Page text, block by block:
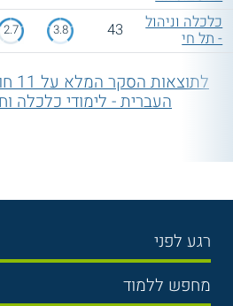
כלכלה וניהול
- תל חי 43
3.8
2.7
העברית - לימודי כלכלה
רגע לפני
בחירת לימודים
מחפש ללמוד